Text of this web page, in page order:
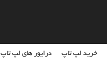
خرید لپ تاپ درایور های لپ تاپ